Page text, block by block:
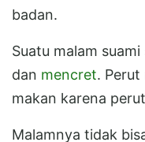
badan.
Suatu malam
dan mencret. Perut
makan karena
Malamnya tidak